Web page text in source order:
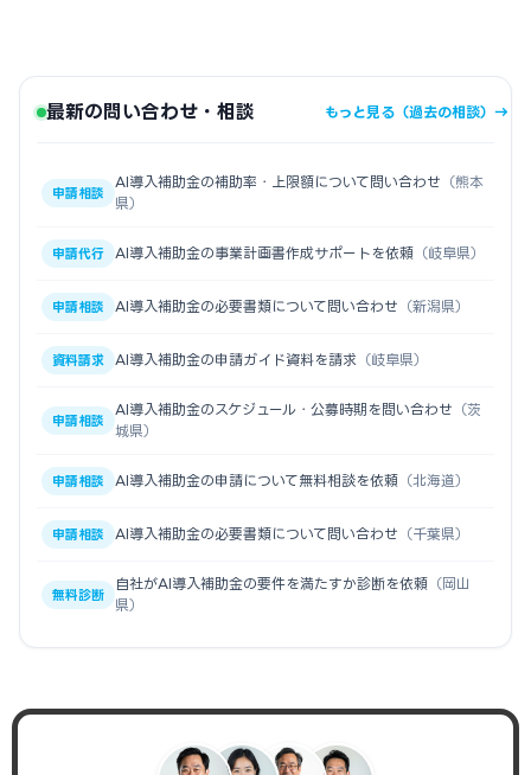
最新の問い合わせ・相談 もっと見る（過去の相談）→
申請相談
AI導入補助金の補助率・上限額について問い合わせ （熊本
県）
申請代行 AI導入補助金の事業計画書作成サポートを依頼 （岐阜県）
申請相談 AI導入補助金の必要書類について問い合わせ （新潟県）
資料請求 AI導入補助金の申請ガイド資料を請求 （岐阜県）
申請相談
AI導入補助金のスケジュール・公募時期を問い合わせ （茨
城県）
申請相談 AI導入補助金の申請について無料相談を依頼 （北海道）
申請相談 AI導入補助金の必要書類について問い合わせ （千葉県）
無料診断
自社がAI導入補助金の要件を満たすか診断を依頼 （岡山
県）